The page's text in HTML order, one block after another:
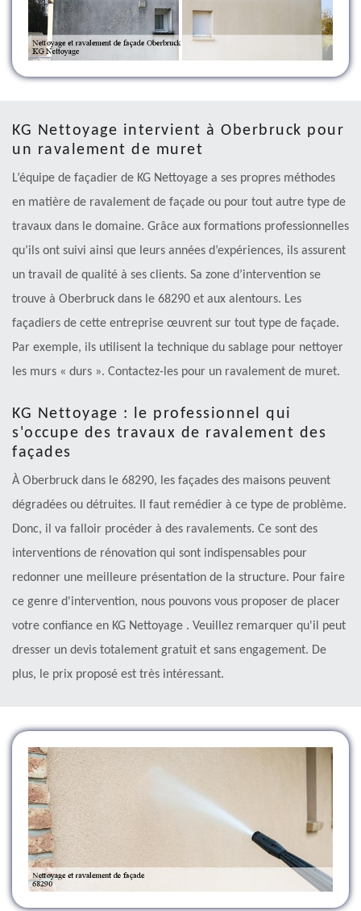
KG Nettoyage intervient à Oberbruck pour
un ravalement de muret
L’équipe de façadier de KG Nettoyage a ses propres méthodes
en matière de ravalement de façade ou pour tout autre type de
travaux dans le domaine. Grâce aux formations professionnelles
qu’ils ont suivi ainsi que leurs années d’expériences, ils assurent
un travail de qualité à ses clients. Sa zone d’intervention se
trouve à Oberbruck dans le 68290 et aux alentours. Les
façadiers de cette entreprise œuvrent sur tout type de façade.
Par exemple, ils utilisent la technique du sablage pour nettoyer
les murs « durs ». Contactez-les pour un ravalement de muret.
KG Nettoyage : le professionnel qui
s'occupe des travaux de ravalement des
façades
À Oberbruck dans le 68290, les façades des maisons peuvent
dégradées ou détruites. Il faut remédier à ce type de problème.
Donc, il va falloir procéder à des ravalements. Ce sont des
interventions de rénovation qui sont indispensables pour
redonner une meilleure présentation de la structure. Pour faire
ce genre d'intervention, nous pouvons vous proposer de placer
votre confiance en KG Nettoyage . Veuillez remarquer qu'il peut
dresser un devis totalement gratuit et sans engagement. De
plus, le prix proposé est très intéressant.